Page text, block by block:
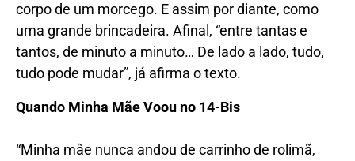
corpo de um morcego. E assim por diante, como
uma grande brincadeira. Afinal, “entre tantas e
tantos, de minuto a minuto… De lado a lado, tudo,
tudo pode mudar”, já afirma o texto.
Quando Minha Mãe Voou no 14-Bis
“Minha mãe nunca andou de carrinho de rolimã,